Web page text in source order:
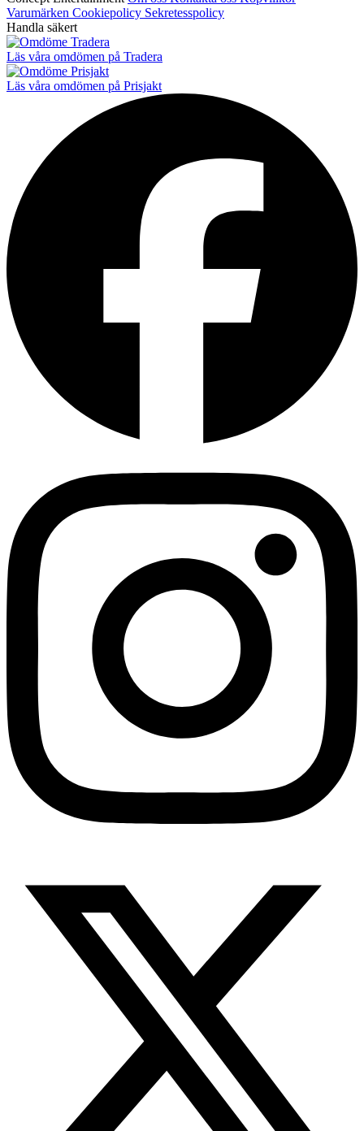
Varumärken Cookiepolicy Sekretesspolicy
Handla säkert
Läs våra omdömen på Tradera
Läs våra omdömen på Prisjakt